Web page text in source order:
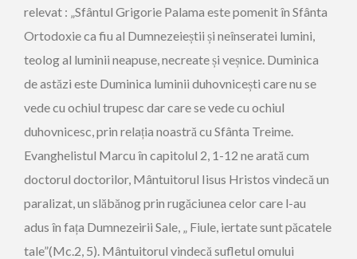
relevat : „Sfântul Grigorie Palama este pomenit în Sfânta
Ortodoxie ca fiu al Dumnezeieștii și neînseratei lumini,
teolog al luminii neapuse, necreate și veșnice. Duminica
de astăzi este Duminica luminii duhovnicești care nu se
vede cu ochiul trupesc dar care se vede cu ochiul
duhovnicesc, prin relația noastră cu Sfânta Treime.
Evanghelistul Marcu în capitolul 2, 1-12 ne arată cum
doctorul doctorilor, Mântuitorul Iisus Hristos vindecă un
paralizat, un slăbănog prin rugăciunea celor care l-au
adus în fața Dumnezeirii Sale, „ Fiule, iertate sunt păcatele
tale”(Mc.2, 5). Mântuitorul vindecă sufletul omului